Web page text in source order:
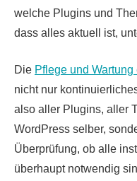
welche Plugins und
dass alles aktuell ist,
Die Pflege und
nicht nur
also aller Plugins, aller
WordPress selber,
Überprüfung, ob alle
überhaupt notwendig